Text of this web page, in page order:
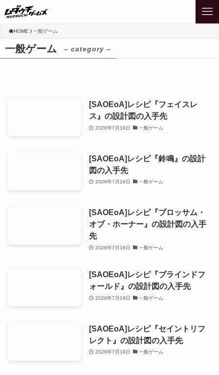
HOME 一般ゲーム
一般ゲーム – category –
[SAOEoA]レシピ『フェイスレ
ス』の設計図の入手先
2026年7月19日 一般ゲーム
[SAOEoA]レシピ『鈴鳴』の設計
図の入手先
2026年7月19日 一般ゲーム
[SAOEoA]レシピ『ブロッサム・
オブ・ホーナー』の設計図の入手
先
2026年7月19日 一般ゲーム
[SAOEoA]レシピ『ブラインドフ
ォールド』の設計図の入手先
2026年7月19日 一般ゲーム
[SAOEoA]レシピ『セイントリフ
レクト』の設計図の入手先
2026年7月19日 一般ゲーム